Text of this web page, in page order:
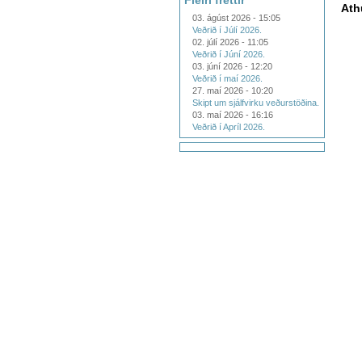
03. ágúst 2026 - 15:05
Veðrið í Júlí 2026.
02. júlí 2026 - 11:05
Veðrið í Júní 2026.
03. júní 2026 - 12:20
Veðrið í maí 2026.
27. maí 2026 - 10:20
Skipt um sjálfvirku veðurstöðina.
03. maí 2026 - 16:16
Veðrið í Apríl 2026.